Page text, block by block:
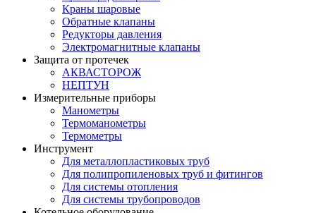
Краны шаровые
Обратные клапаны
Редукторы давления
Электромагнитные клапаны
Защита от протечек
АКВАСТОРОЖ
НЕПТУН
Измерительные приборы
Манометры
Термоманометры
Термометры
Инструмент
Для металлопластиковых труб
Для полипропиленовых труб и фитингов
Для системы отопления
Для системы трубопроводов